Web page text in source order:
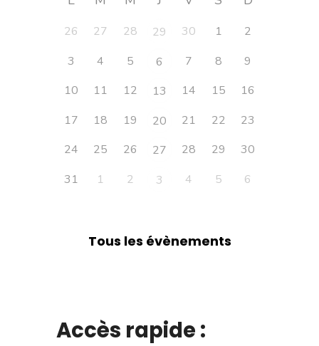
26 27 28 29 30 1
2
3
4 5 6 7 8
9
10
11 12 13 14 15
16
17
18 19 20 21 22
23
24
25 26 27 28 29
30
31
1 2 3 4 5 6
Tous les évènements
Accès rapide :